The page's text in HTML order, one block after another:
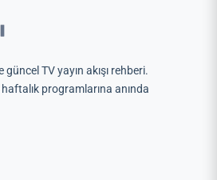
TV yayın akışı rehberi.
programlarına anında